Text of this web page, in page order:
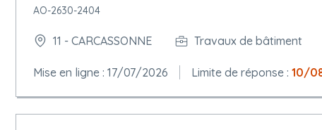
AO-2630-2404
11 - CARCASSONNE Travaux de bâtiment
Mise en ligne : 17/07/2026 Limite de réponse : 10/